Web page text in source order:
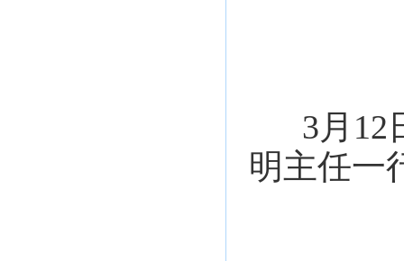
3月12
明主任一